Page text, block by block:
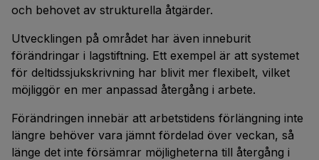
och behovet av strukturella åtgärder.
Utvecklingen på området har även inneburit
förändringar i lagstiftning. Ett exempel är att systemet
för deltidssjukskrivning har blivit mer flexibelt, vilket
möjliggör en mer anpassad återgång i arbete.
Förändringen innebär att arbetstidens förlängning inte
längre behöver vara jämnt fördelad över veckan, så
länge det inte försämrar möjligheterna till återgång i